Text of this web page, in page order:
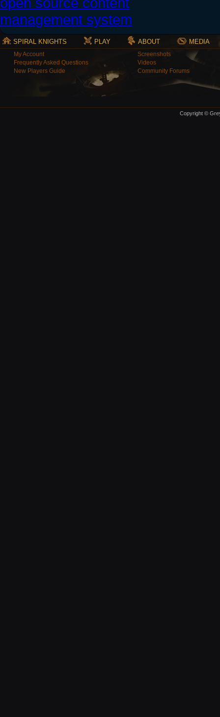
SPIRAL KNIGHTS PLAY ABOUT MEDIA
My Account
Frequently Asked Questions
New Players Guide
Screenshots
Videos
Community Forums
Copyright ©